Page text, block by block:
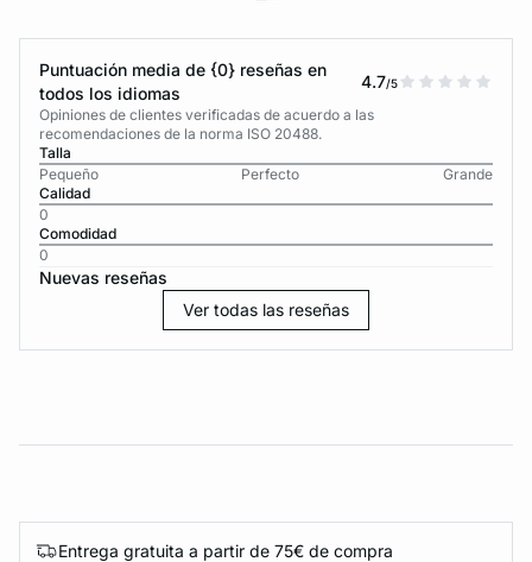
Puntuación media de {0} reseñas en
todos los idiomas
4.7/5
Opiniones de clientes verificadas de acuerdo a las
recomendaciones de la norma ISO 20488.
Talla
Pequeño
Perfecto
Grande
Calidad
0
Comodidad
0
Nuevas reseñas
Ver todas las reseñas
Entrega gratuita a partir de 75€ de compra